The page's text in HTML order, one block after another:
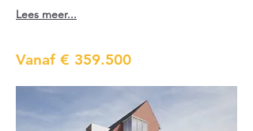
Lees meer...
Vanaf € 359.500